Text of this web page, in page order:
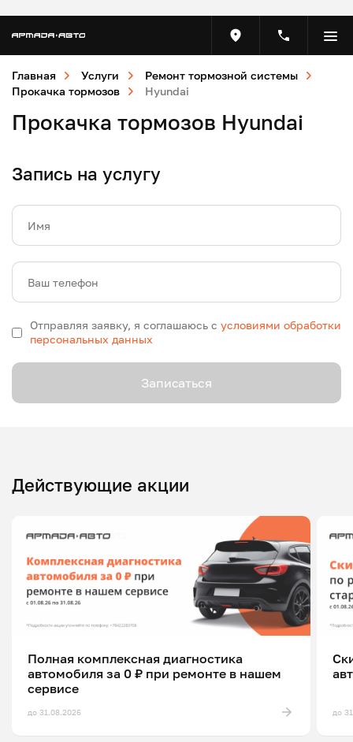
Главная Услуги
Ремонт тормозной системы
Прокачка тормозов
Hyundai
Прокачка тормозов Hyundai
Запись на услугу
Имя
Ваш телефон
Отправляя заявку, я соглашаюсь с условиями обработки
персональных данных
Записаться
Действующие акции
Полная комплексная диагностика
автомобиля за 0 ₽ при ремонте в нашем
сервисе
до 31.08.2026 до